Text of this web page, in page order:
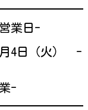
業日-
月4日（火） -
-